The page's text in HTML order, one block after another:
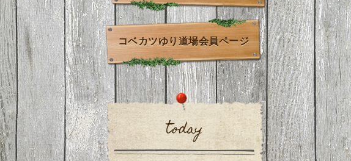
コベカツゆり道場会員ページ
today